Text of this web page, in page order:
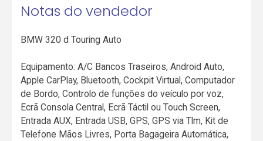
Notas do vendedor
BMW 320 d Touring Auto
Equipamento: A/C Bancos Traseiros, Android Auto,
Apple CarPlay, Bluetooth, Cockpit Virtual, Computador
de Bordo, Controlo de funções do veículo por voz,
Ecrã Consola Central, Ecrã Táctil ou Touch Screen,
Entrada AUX, Entrada USB, GPS, GPS via Tlm, Kit de
Telefone Mãos Livres, Porta Bagageira Automática,